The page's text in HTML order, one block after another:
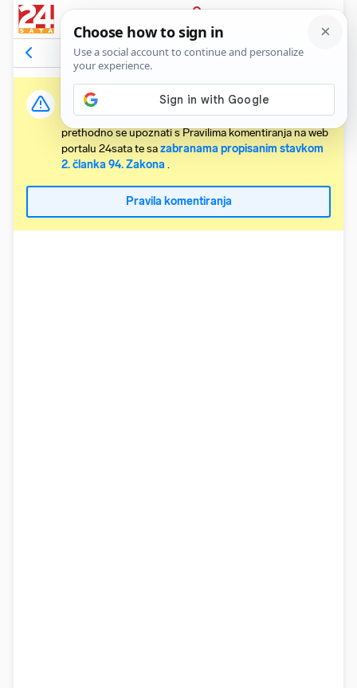
PRIJAVA
Komentari23 Relevantni
Važna obavijest:
Svaki korisnik koji želi komentirati članke obvezan je
prethodno se upoznati s Pravilima komentiranja na web
portalu 24sata te sazabranama propisanim stavkom
2. članka 94. Zakona .
Pravila komentiranja